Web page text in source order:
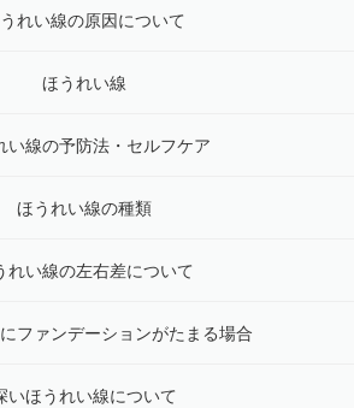
れい線の原因について
ほうれい線
い線の予防法・セルフケア
ほうれい線の種類
れい線の左右差について
ファンデーションがたまる場合
いほうれい線について